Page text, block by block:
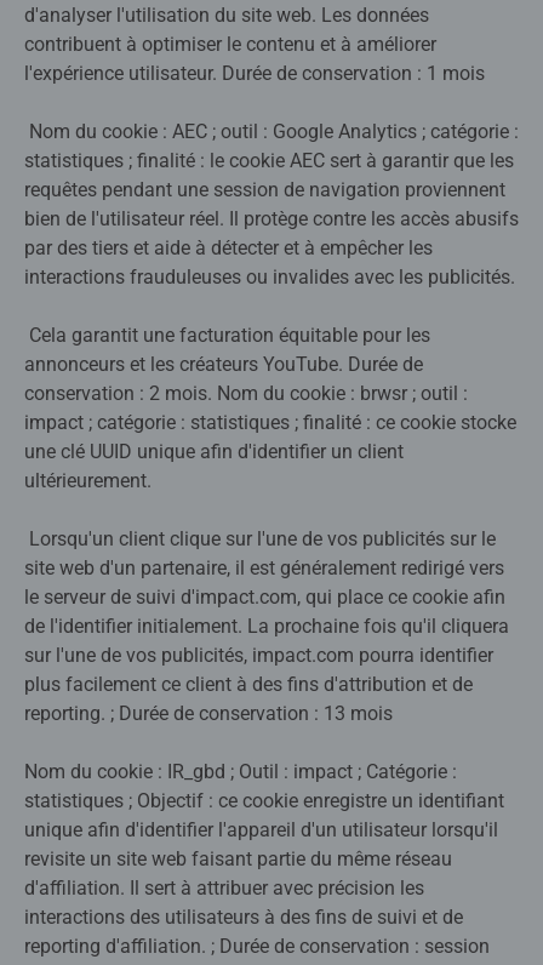
d'analyser l'utilisation du site web. Les données
contribuent à optimiser le contenu et à améliorer
l'expérience utilisateur. Durée de conservation : 1 mois
Nom du cookie : AEC ; outil : Google Analytics ; catégorie :
statistiques ; finalité : le cookie AEC sert à garantir que les
requêtes pendant une session de navigation proviennent
bien de l'utilisateur réel. Il protège contre les accès abusifs
par des tiers et aide à détecter et à empêcher les
interactions frauduleuses ou invalides avec les publicités.
Cela garantit une facturation équitable pour les
annonceurs et les créateurs YouTube. Durée de
conservation : 2 mois. Nom du cookie : brwsr ; outil :
impact ; catégorie : statistiques ; finalité : ce cookie stocke
une clé UUID unique afin d'identifier un client
ultérieurement.
Lorsqu'un client clique sur l'une de vos publicités sur le
site web d'un partenaire, il est généralement redirigé vers
le serveur de suivi d'impact.com, qui place ce cookie afin
de l'identifier initialement. La prochaine fois qu'il cliquera
sur l'une de vos publicités, impact.com pourra identifier
plus facilement ce client à des fins d'attribution et de
reporting. ; Durée de conservation : 13 mois
Nom du cookie : IR_gbd ; Outil : impact ; Catégorie :
statistiques ; Objectif : ce cookie enregistre un identifiant
unique afin d'identifier l'appareil d'un utilisateur lorsqu'il
revisite un site web faisant partie du même réseau
d'affiliation. Il sert à attribuer avec précision les
interactions des utilisateurs à des fins de suivi et de
reporting d'affiliation. ; Durée de conservation : session